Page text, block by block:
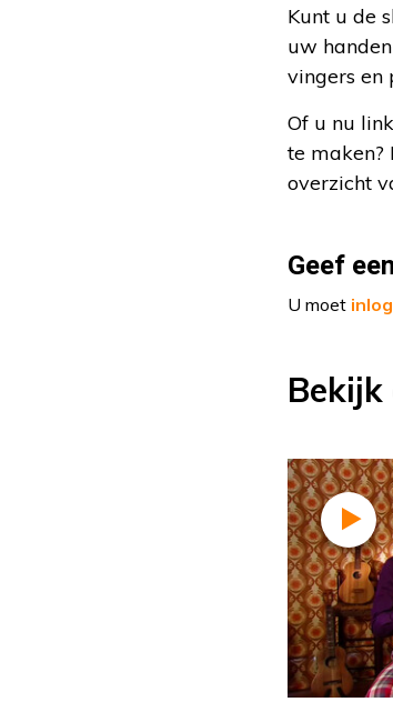
Kunt u de
uw
vingers en
Of u nu
te maken?
overzicht
Geef
U moet
Bekijk